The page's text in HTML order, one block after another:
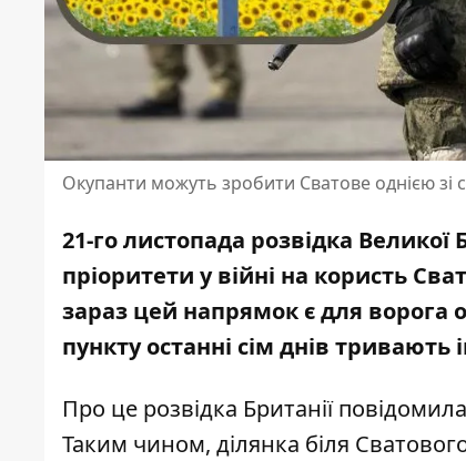
Окупанти можуть зробити Сватове однією зі
21-го листопада розвідка
пріоритети у війні на користь
зараз цей напрямок є для
пункту останні сім днів тривають
Про це розвідка Британії
Таким чином, ділянка біля